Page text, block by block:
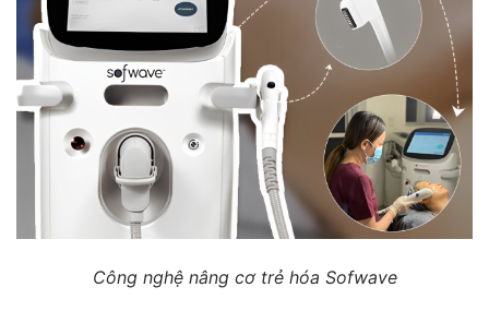
Công nghệ nâng cơ trẻ hóa Sofwave